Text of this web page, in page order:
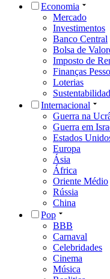
Economia
Mercado
Investimentos
Banco Central
Bolsa de
Imposto de
Finanças
Loterias
Internacional
Guerra na
Guerra em
Estados
Europa
Ásia
África
Oriente Médio
Rússia
China
Pop
BBB
Carnaval
Celebridades
Cinema
Música